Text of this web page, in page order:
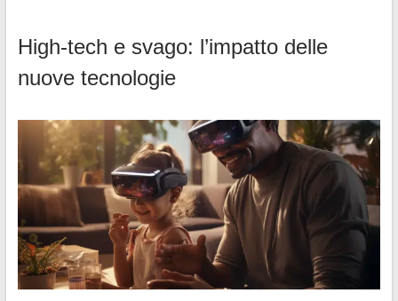
High-tech e svago: l’impatto delle
nuove tecnologie